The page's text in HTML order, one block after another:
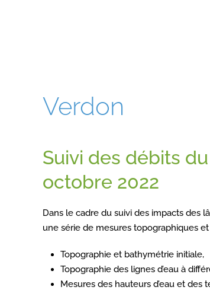
Verdon
Suivi des débits
octobre 2022
Dans le cadre du suivi des impacts des
une série de mesures topographiques
Topographie et bathymétrie initiale,
Topographie des lignes d’eau à
Mesures des hauteurs d’eau et